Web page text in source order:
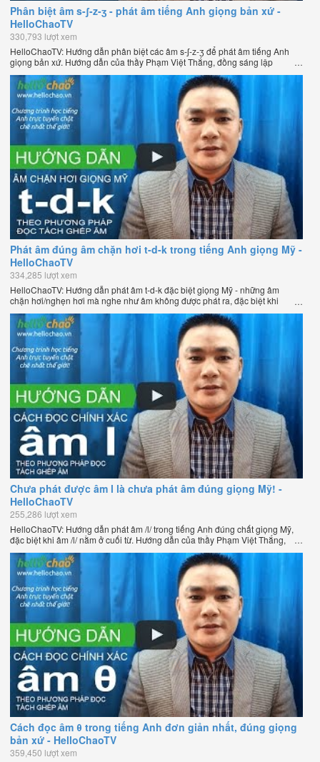
Phân biệt âm s-ʃ-z-ʒ - phát âm tiếng Anh giọng bản xứ -
HelloChaoTV
330,793 lượt xem
HelloChaoTV: Hướng dẫn phân biệt các âm s-ʃ-z-ʒ để phát âm tiếng Anh
giọng bản xứ. Hướng dẫn của thầy Phạm Việt Thắng, đồng sáng lập
HelloChao.vn - Chương trình dạy tiếng Anh trực tuyến chặt chẽ nhất thế
giới.
Phát âm đúng âm chặn hơi t-d-k trong tiếng Anh giọng Mỹ -
HelloChaoTV
334,285 lượt xem
HelloChaoTV: Hướng dẫn phát âm t-d-k đặc biệt giọng Mỹ - những âm
chặn hơi/nghẹn hơi mà nghe như âm không được phát ra, đặc biệt khi
chúng nằm ở cuối từ. Hướng dẫn của thầy Phạm Việt Thắng, đồng sáng
lập HelloChao.vn - Chương trình dạy tiếng Anh trực tuyến chặt chẽ nhất
thế giới.
Chưa phát được âm l là chưa phát âm đúng giọng Mỹ! -
HelloChaoTV
255,286 lượt xem
HelloChaoTV: Hướng dẫn phát âm /l/ trong tiếng Anh đúng chất giọng Mỹ,
đặc biệt khi âm /l/ nằm ở cuối từ. Hướng dẫn của thầy Phạm Việt Thắng,
đồng sáng lập HelloChao.vn - Chương trình dạy tiếng Anh trực tuyến chặt
chẽ nhất thế giới.
Cách đọc âm θ trong tiếng Anh đơn giản nhất, đúng giọng
bản xứ - HelloChaoTV
359,450 lượt xem